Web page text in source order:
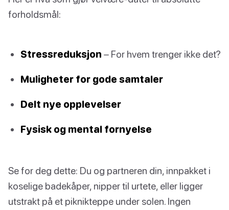
forholdsmål:
Stressreduksjon – For hvem trenger ikke det?
Muligheter for gode samtaler
Delt nye opplevelser
Fysisk og mental fornyelse
Se for deg dette: Du og partneren din, innpakket i
koselige badekåper, nipper til urtete, eller ligger
utstrakt på et piknikteppe under solen. Ingen